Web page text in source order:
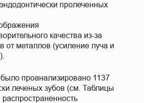
проанализировано 1137
леченых зубов (см. Таблицы
пролеченных
качества из-за
от металлов (усиление луча и